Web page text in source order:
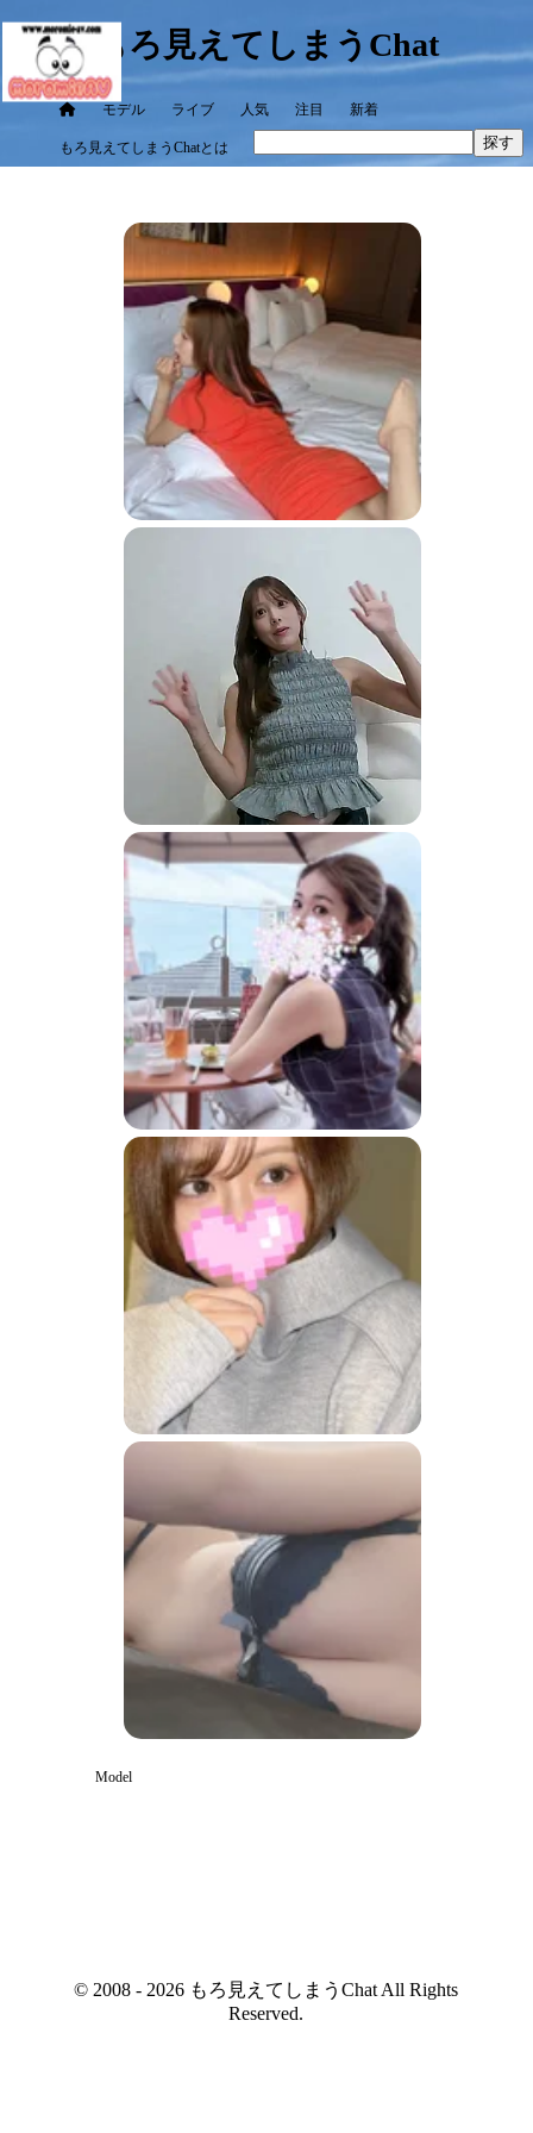
もろ見えてしまうChat
モデル ライブ 人気 注目 新着
もろ見えてしまうChatとは 探す
Model
© 2008 - 2026 もろ見えてしまうChat All Rights
Reserved.